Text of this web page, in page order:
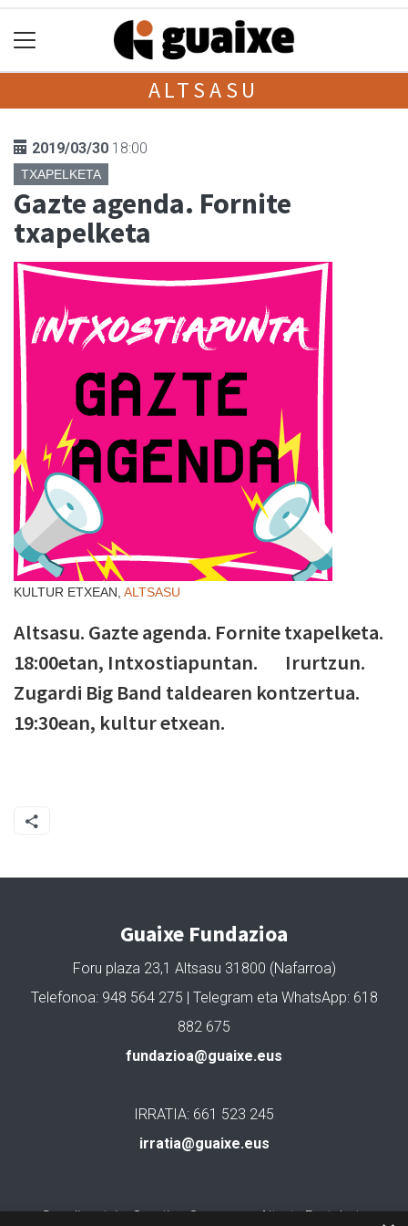
ALTSASU
2019/03/30 18:00
TXAPELKETA
Gazte agenda. Fornite
txapelketa
KULTUR ETXEAN, ALTSASU
Altsasu. Gazte agenda. Fornite txapelketa.
18:00etan, Intxostiapuntan. Irurtzun.
Zugardi Big Band taldearen kontzertua.
19:30ean, kultur etxean.
Guaixe Fundazioa
Foru plaza 23,1 Altsasu 31800 (Nafarroa)
Telefonoa: 948 564 275 | Telegram eta WhatsApp: 618
882 675
fundazioa@guaixe.eus
IRRATIA: 661 523 245
irratia@guaixe.eus
Gure lizentzia: Creative Commons Aitortu Partekatu